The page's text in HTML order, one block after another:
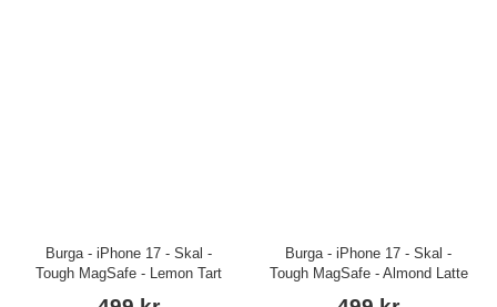
Burga - iPhone 17 - Skal -
Tough MagSafe - Lemon Tart
Burga - iPhone 17 - Skal -
Tough MagSafe - Almond Latte